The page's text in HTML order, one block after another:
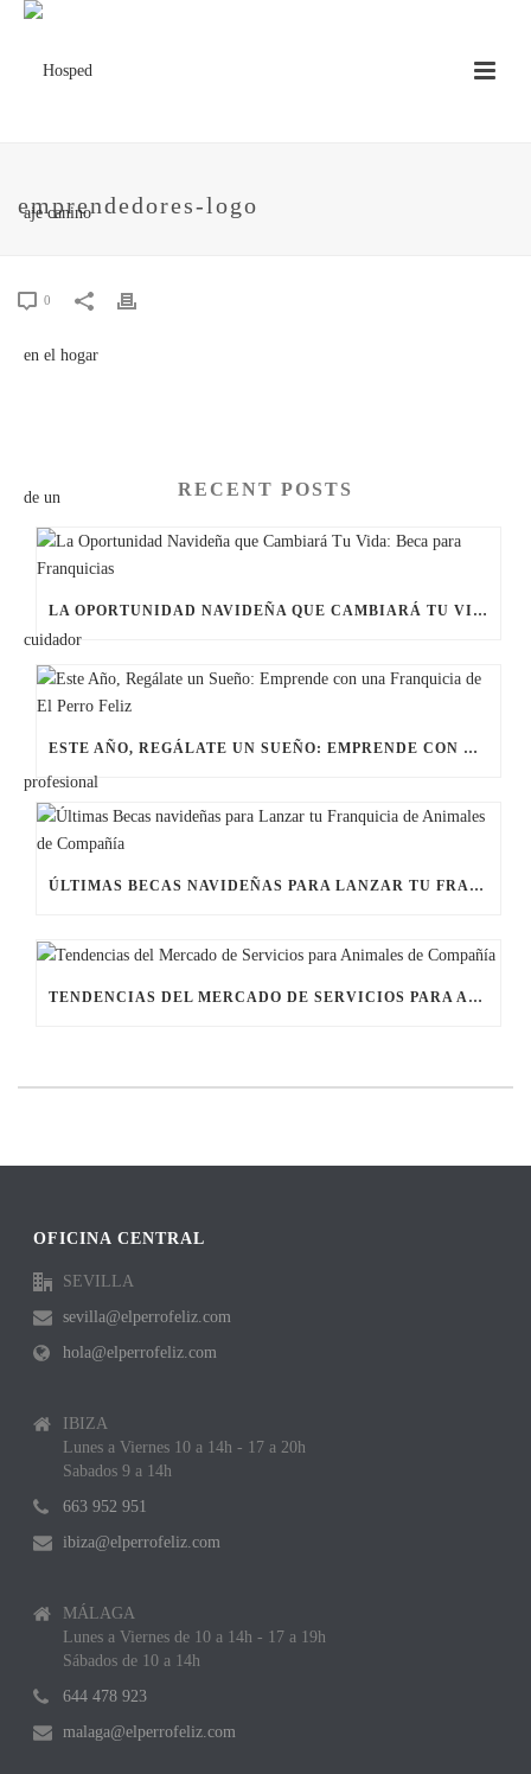
emprendedores-logo
0
RECENT POSTS
LA OPORTUNIDAD NAVIDEÑA QUE CAMBIARÁ TU VIDA: BECA PARA FRANQUICIAS
ESTE AÑO, REGÁLATE UN SUEÑO: EMPRENDE CON UNA FRANQUICIA DE EL PERRO FELIZ
ÚLTIMAS BECAS NAVIDEÑAS PARA LANZAR TU FRANQUICIA DE ANIMALES DE COMPAÑÍA
TENDENCIAS DEL MERCADO DE SERVICIOS PARA ANIMALES DE COMPAÑÍA
OFICINA CENTRAL
SEVILLA
sevilla@elperrofeliz.com
hola@elperrofeliz.com
IBIZA
Lunes a Viernes 10 a 14h - 17 a 20h
Sabados 9 a 14h
663 952 951
ibiza@elperrofeliz.com
MÁLAGA
Lunes a Viernes de 10 a 14h - 17 a 19h
Sábados de 10 a 14h
644 478 923
malaga@elperrofeliz.com